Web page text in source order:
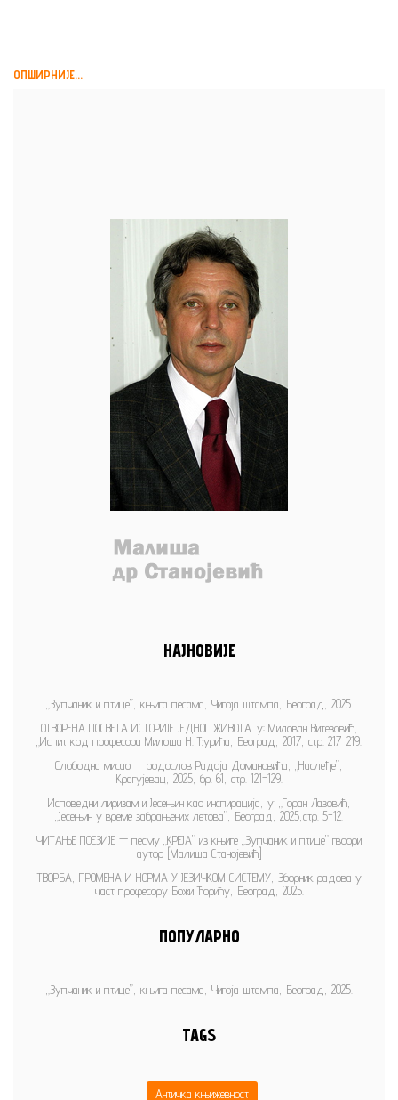
ОПШИРНИЈЕ...
НАЈНОВИЈЕ
„Зупчаник и птице”, књига песама, Чигоја штампа, Београд, 2025.
ОТВОРЕНА ПОСВЕТА ИСТОРИЈЕ ЈЕДНОГ ЖИВОТА. у: Милован Витезовић,
„Испит код професора Милоша Н. Ђурића, Београд, 2017, стр. 217-219.
Слободна мисао — родослов Радоја Домановића, „Наслеђе”,
Крагујевац, 2025, бр. 61, стр. 121-129.
Исповедни лиризам и Јесењин као инспирација, у: „Горан Лазовић,
„Јесењин у време забрањених летова”, Београд, 2025,стр. 5-12.
ЧИТАЊЕ ПОЕЗИЈЕ — песму „КРЕЈА” из књиге „Зупчаник и птице” гвоори
аутор [Малиша Станојевић]
ТВОРБА, ПРОМЕНА И НОРМА У ЈЕЗИЧКОМ СИСТЕМУ, Зборник радова у
част професору Божи Ћорићу, Београд, 2025.
ПОПУЛАРНО
„Зупчаник и птице”, књига песама, Чигоја штампа, Београд, 2025.
TAGS
Античка књижевност